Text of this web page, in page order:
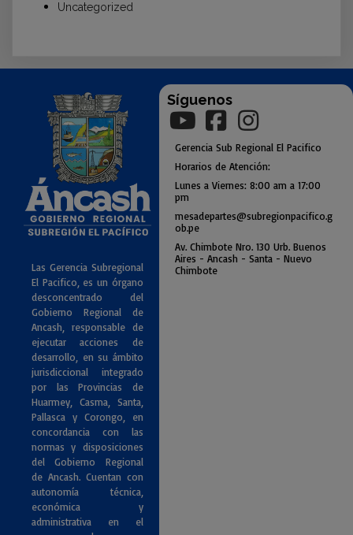
Uncategorized
Las Gerencia Subregional
El Pacifico, es un órgano
desconcentrado del
Gobierno Regional de
Ancash, responsable de
ejecutar acciones de
desarrollo, en su ámbito
jurisdiccional integrado
por las Provincias de
Huarmey, Casma, Santa,
Pallasca y Corongo, en
concordancia con las
normas y disposiciones
del Gobierno Regional
de Ancash. Cuentan con
autonomía técnica,
económica y
administrativa en el
Síguenos
Gerencia Sub Regional El Pacifico
Horarios de Atención:
Lunes a Viernes: 8:00 am a 17:00
pm
mesadepartes@subregionpacifico.g
ob.pe
Av. Chimbote Nro. 130 Urb. Buenos
Aires - Ancash - Santa - Nuevo
Chimbote